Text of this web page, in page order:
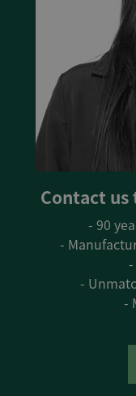
Contact us
- 90
-
-
-